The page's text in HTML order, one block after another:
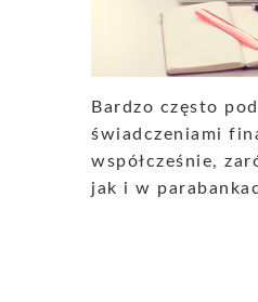
Bardzo często
świadczeniami
współcześnie,
jak i w